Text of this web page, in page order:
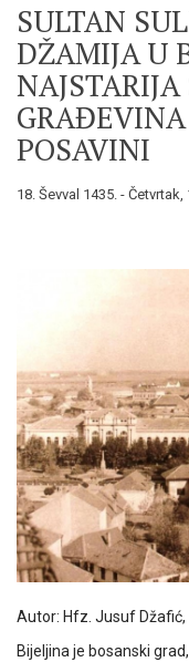
SULTAN
DŽAMIJA U
POSAVINI
18. Ševval 1435. -
Autor: Hfz. Jusuf Džafić,
Bijeljina je bosanski